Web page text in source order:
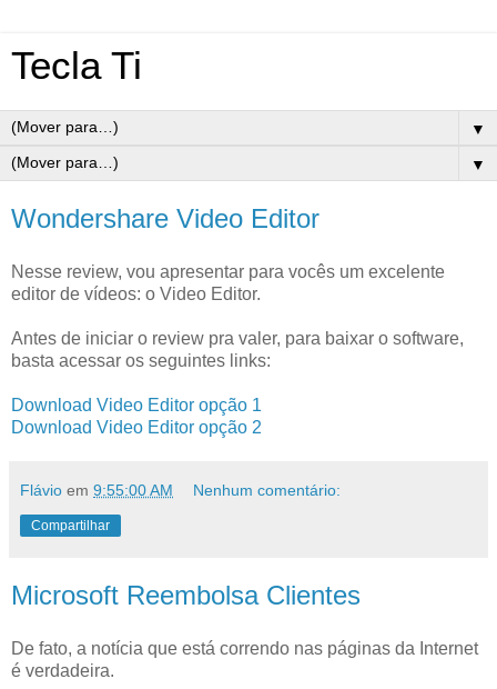
Tecla Ti
▼
▼
Wondershare Video Editor
Nesse review, vou apresentar para vocês um excelente
editor de vídeos: o Video Editor.
Antes de iniciar o review pra valer, para baixar o software,
basta acessar os seguintes links:
Download Video Editor opção 1
Download Video Editor opção 2
Flávio em 9:55:00 AM Nenhum comentário:
Compartilhar
Microsoft Reembolsa Clientes
De fato, a notícia que está correndo nas páginas da Internet
é verdadeira.